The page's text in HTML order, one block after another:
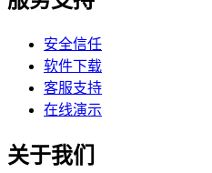
安全信任
软件下载
客服支持
在线演示
关于我们